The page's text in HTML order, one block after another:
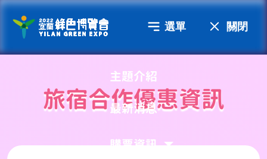
選單 關閉
主題介紹
最新消息
購票資訊
旅宿合作優惠資訊